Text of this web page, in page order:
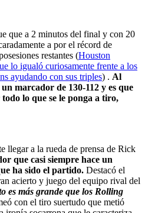
que a 2 minutos del final y con 20
a por el récord de
restantes (Houston
lo igualó curiosamente frente a los
ayudando con sus triples) . Al
marcador de 130-112 y es que
lo que se le ponga a tiro,
llegar a la rueda de prensa de Rick
que casi siempre hace un
ha sido el partido. Destacó el
acierto y juego del equipo rival del
es más grande que los Rolling
con el tiro suertudo que metió